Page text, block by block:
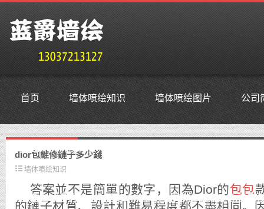
首页 墙体喷绘知识 墙体喷绘图片 公司
鳜鱼外贸抗投诉服务器,免投诉vps,防投诉主机空间,美国
鳜鱼老域名购买,老域名交易,老域名出售,已备案域名,百度
​dior包維修鏈子多少錢
墙体喷绘知识
答案並不是簡單的數字，因為Dior的包包
的鏈子材質、設計和難易程度都不盡相同。